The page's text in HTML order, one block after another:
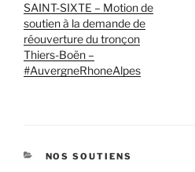
SAINT-SIXTE – Motion de
soutien à la demande de
réouverture du tronçon
Thiers-Boën –
#AuvergneRhoneAlpes
CATÉGORIES
NOS SOUTIENS